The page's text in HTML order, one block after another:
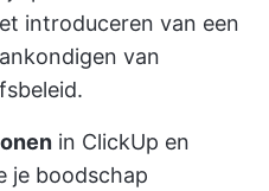
introduceren van een
van
in ClickUp en
je boodschap